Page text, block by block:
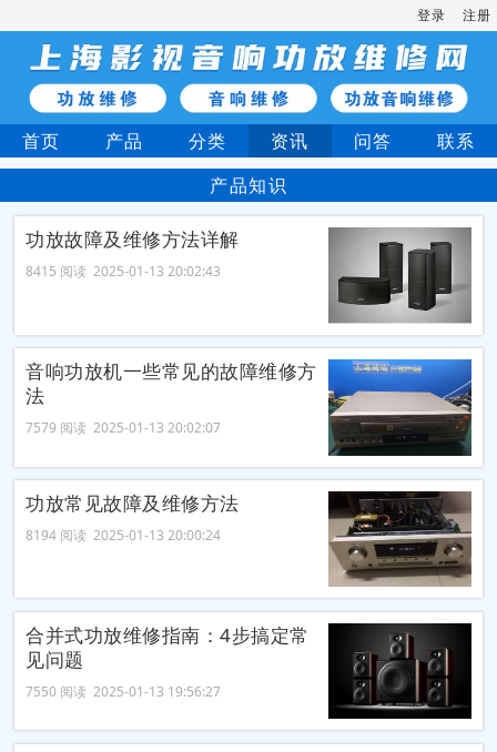
登录 注册
首页 产品 分类 资讯 问答
联系
产品知识
功放故障及维修方法详解
8415 阅读 2025-01-13 20:02:43
音响功放机一些常见的故障维修方
法
7579 阅读 2025-01-13 20:02:07
功放常见故障及维修方法
8194 阅读 2025-01-13 20:00:24
合并式功放维修指南：4步搞定常
见问题
7550 阅读 2025-01-13 19:56:27